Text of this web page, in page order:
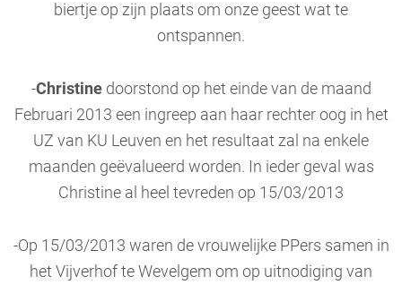
biertje op zijn plaats om onze geest wat te
ontspannen.
-Christinedoorstond op het einde van de maand
Februari 2013 een ingreep aan haar rechter oog in het
UZ van KU Leuven en het resultaat zal na enkele
maanden geëvalueerd worden. In ieder geval was
Christine al heel tevreden op 15/03/2013
-Op 15/03/2013 waren de vrouwelijke PPers samen in
het Vijverhof te Wevelgem om op uitnodiging van